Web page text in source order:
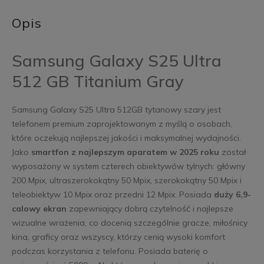
Opis
Samsung Galaxy S25 Ultra
512 GB Titanium Gray
Samsung Galaxy S25 Ultra 512GB tytanowy szary jest
telefonem premium zaprojektowanym z myślą o osobach,
które oczekują najlepszej jakości i maksymalnej wydajności.
Jako smartfon z najlepszym aparatem w 2025 roku został
wyposażony w system czterech obiektywów tylnych: główny
200 Mpix, ultraszerokokątny 50 Mpix, szerokokątny 50 Mpix i
teleobiektyw 10 Mpix oraz przedni 12 Mpix. Posiada duży 6,9-
calowy ekran zapewniający dobrą czytelność i najlepsze
wizualne wrażenia, co docenią szczególnie gracze, miłośnicy
kina, graficy oraz wszyscy, którzy cenią wysoki komfort
podczas korzystania z telefonu. Posiada baterię o